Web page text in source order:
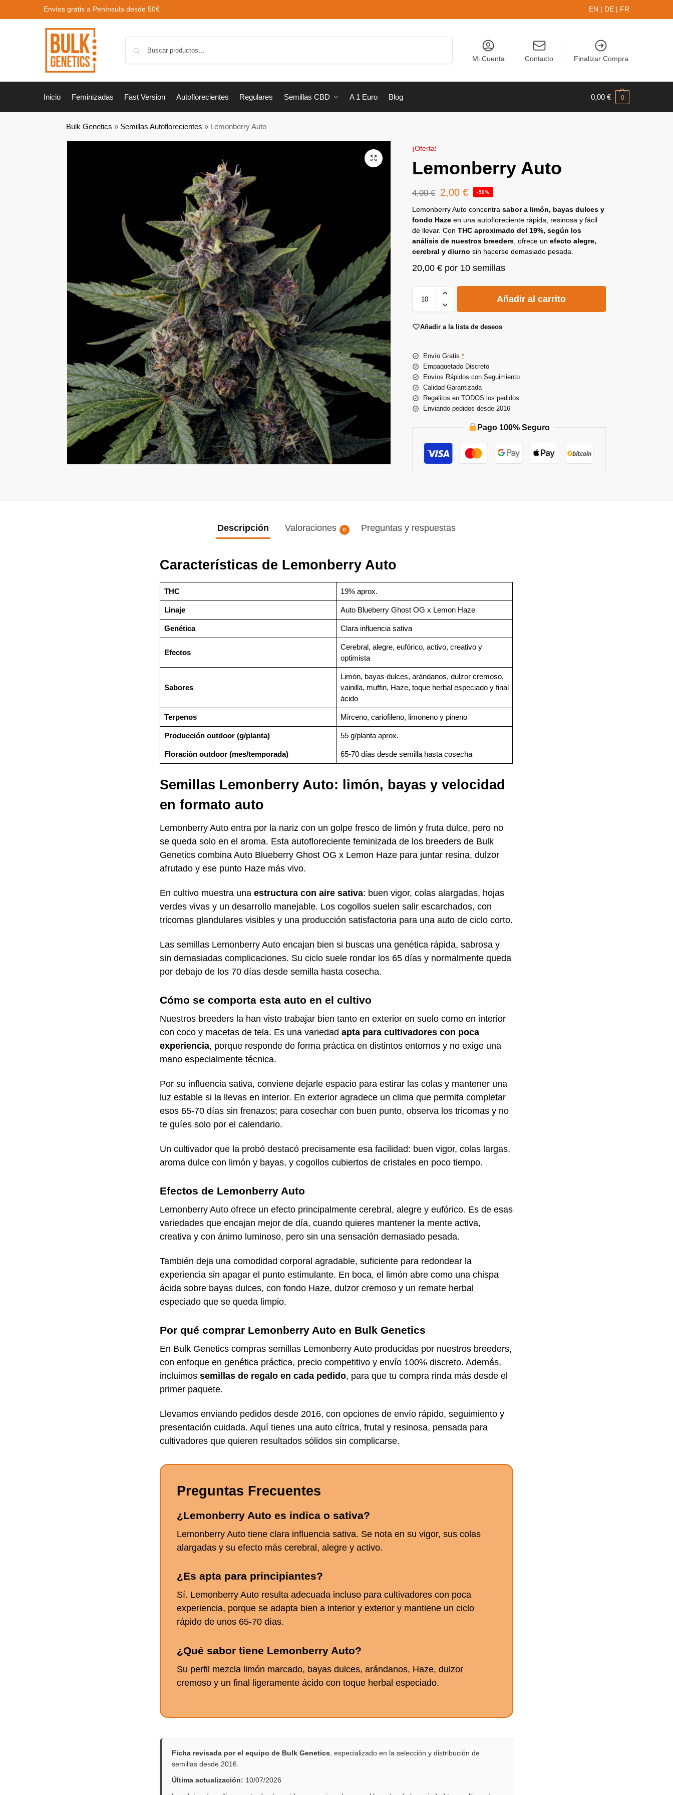
Envíos gratis a Península desde 50€ EN | DE | FR
Mi Cuenta Contacto Finalizar Compra
Inicio Feminizadas Fast Version Autoflorecientes Regulares Semillas CBD A 1 Euro Blog 0,00 € 0
Bulk Genetics » Semillas Autoflorecientes » Lemonberry Auto
¡Oferta!
Lemonberry Auto
4,00€ 2,00€ -50%
Lemonberry Auto concentra sabor a limón, bayas dulces y
fondo Hazeen una autofloreciente rápida, resinosa y fácil
de llevar. Con THC aproximado del 19%, según los
análisis de nuestros breeders, ofrece un efecto alegre,
cerebral y diurno sin hacerse demasiado pesada.
20,00 €por 10 semillas
Añadir al carrito
Añadir a la lista de deseos
Envío Gratis *
Empaquetado Discreto
Envíos Rápidos con Seguimiento
Calidad Garantizada
Regalitos en TODOS los pedidos
Enviando pedidos desde 2016
Pago 100% Seguro
Descripción Valoraciones 0 Preguntas y respuestas
Características de Lemonberry Auto
THC 19% aprox.
Linaje Auto Blueberry Ghost OG x Lemon Haze
Genética Clara influencia sativa
Efectos
Cerebral, alegre, eufórico, activo, creativo y
optimista
Sabores
Limón, bayas dulces, arándanos, dulzor cremoso,
vainilla, muffin, Haze, toque herbal especiado y final
ácido
Terpenos Mirceno, cariofileno, limoneno y pineno
Producción outdoor (g/planta) 55 g/planta aprox.
Floración outdoor (mes/temporada) 65-70 días desde semilla hasta cosecha
Semillas Lemonberry Auto: limón, bayas y velocidad
en formato auto
Lemonberry Auto entra por la nariz con un golpe fresco de limón y fruta dulce, pero no
se queda solo en el aroma. Esta autofloreciente feminizada de los breeders de Bulk
Genetics combina Auto Blueberry Ghost OG x Lemon Haze para juntar resina, dulzor
afrutado y ese punto Haze más vivo.
En cultivo muestra unaestructura con aire sativa: buen vigor, colas alargadas, hojas
verdes vivas y un desarrollo manejable. Los cogollos suelen salir escarchados, con
tricomas glandulares visibles y una producción satisfactoria para una auto de ciclo corto.
Las semillas Lemonberry Auto encajan bien si buscas una genética rápida, sabrosa y
sin demasiadas complicaciones. Su ciclo suele rondar los 65 días y normalmente queda
por debajo de los 70 días desde semilla hasta cosecha.
Cómo se comporta esta auto en el cultivo
Nuestros breeders la han visto trabajar bien tanto en exterior en suelo como en interior
con coco y macetas de tela. Es una variedadapta para cultivadores con poca
experiencia, porque responde de forma práctica en distintos entornos y no exige una
mano especialmente técnica.
Por su influencia sativa, conviene dejarle espacio para estirar las colas y mantener una
luz estable si la llevas en interior. En exterior agradece un clima que permita completar
esos 65-70 días sin frenazos; para cosechar con buen punto, observa los tricomas y no
te guíes solo por el calendario.
Un cultivador que la probó destacó precisamente esa facilidad: buen vigor, colas largas,
aroma dulce con limón y bayas, y cogollos cubiertos de cristales en poco tiempo.
Efectos de Lemonberry Auto
Lemonberry Auto ofrece un efecto principalmente cerebral, alegre y eufórico. Es de esas
variedades que encajan mejor de día, cuando quieres mantener la mente activa,
creativa y con ánimo luminoso, pero sin una sensación demasiado pesada.
También deja una comodidad corporal agradable, suficiente para redondear la
experiencia sin apagar el punto estimulante. En boca, el limón abre como una chispa
ácida sobre bayas dulces, con fondo Haze, dulzor cremoso y un remate herbal
especiado que se queda limpio.
Por qué comprar Lemonberry Auto en Bulk Genetics
En Bulk Genetics compras semillas Lemonberry Auto producidas por nuestros breeders,
con enfoque en genética práctica, precio competitivo y envío 100% discreto. Además,
incluimossemillas de regalo en cada pedido, para que tu compra rinda más desde el
primer paquete.
Llevamos enviando pedidos desde 2016, con opciones de envío rápido, seguimiento y
presentación cuidada. Aquí tienes una auto cítrica, frutal y resinosa, pensada para
cultivadores que quieren resultados sólidos sin complicarse.
Preguntas Frecuentes
¿Lemonberry Auto es indica o sativa?
Lemonberry Auto tiene clara influencia sativa. Se nota en su vigor, sus colas
alargadas y su efecto más cerebral, alegre y activo.
¿Es apta para principiantes?
Sí. Lemonberry Auto resulta adecuada incluso para cultivadores con poca
experiencia, porque se adapta bien a interior y exterior y mantiene un ciclo
rápido de unos 65-70 días.
¿Qué sabor tiene Lemonberry Auto?
Su perfil mezcla limón marcado, bayas dulces, arándanos, Haze, dulzor
cremoso y un final ligeramente ácido con toque herbal especiado.
Ficha revisada por el equipo de Bulk Genetics , especializado en la selección y distribución de
semillas desde 2016.
Última actualización: 10/07/2026